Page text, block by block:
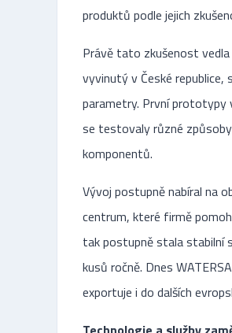
produktů podle jejich
Právě tato zkušenost
vyvinutý v České
parametry. První prototypy
se testovaly různé
komponentů.
Vývoj postupně nabíral na
centrum, které firmě
tak postupně stala stabilní
kusů ročně. Dnes
exportuje i do dalších